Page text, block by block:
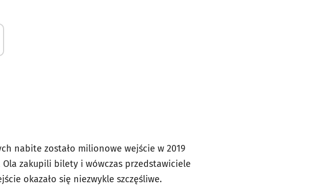
nabite zostało milionowe wejście w 2019
zakupili bilety i wówczas przedstawiciele
okazało się niezwykle szczęśliwe.